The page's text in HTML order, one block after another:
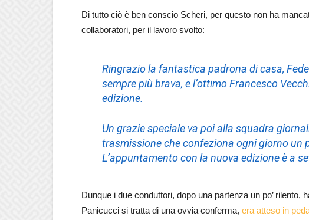
Di tutto ciò è ben conscio Scheri, per questo non ha
collaboratori, per il lavoro svolto:
Ringrazio la fantastica padrona di casa,
sempre più brava, e l’ottimo Francesco
edizione.
Un grazie speciale va poi alla squadra
trasmissione che confeziona ogni giorno un
L’appuntamento con la nuova edizione è a
Dunque i due conduttori, dopo una partenza un po’ rilento,
Panicucci si tratta di una ovvia conferma, era atteso in